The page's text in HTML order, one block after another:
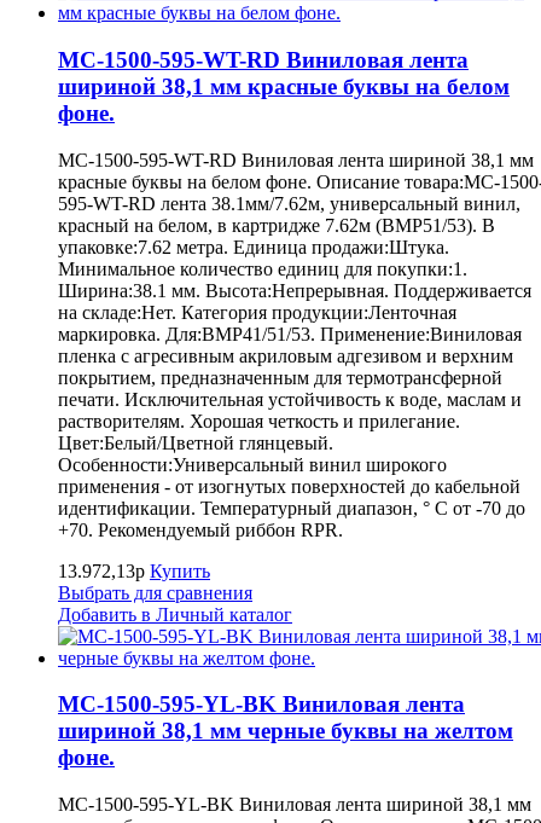
MC-1500-595-WT-RD Виниловая лента
шириной 38,1 мм красные буквы на белом
фоне.
MC-1500-595-WT-RD Виниловая лента шириной 38,1 мм
красные буквы на белом фоне. Описание товара:MC-
595-WT-RD лента 38.1мм/7.62м, универсальный винил,
красный на белом, в картридже 7.62м (BMP51/53). В
упаковке:7.62 метра. Единица продажи:Штука.
Минимальное количество единиц для покупки:1.
Ширина:38.1 мм. Высота:Непрерывная. Поддерживается
на складе:Нет. Категория продукции:Ленточная
маркировка. Для:BMP41/51/53. Применение:Виниловая
пленка с агресивным акриловым адгезивом и верхним
покрытием, предназначенным для термотрансферной
печати. Исключительная устойчивость к воде, маслам и
растворителям. Хорошая четкость и прилегание.
Цвет:Белый/Цветной глянцевый.
Особенности:Универсальный винил широкого
применения - от изогнутых поверхностей до кабельной
идентификации. Температурный диапазон, ° С от -70 до
+70. Рекомендуемый риббон RPR.
13.972,13р Купить
Выбрать для сравнения
Добавить в Личный каталог
MC-1500-595-YL-BK Виниловая лента
шириной 38,1 мм черные буквы на желтом
фоне.
MC-1500-595-YL-BK Виниловая лента шириной 38,1 мм